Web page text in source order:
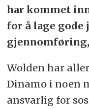
har kommet
for å lage
Wolden har
Dinamo i noen
ansvarlig for